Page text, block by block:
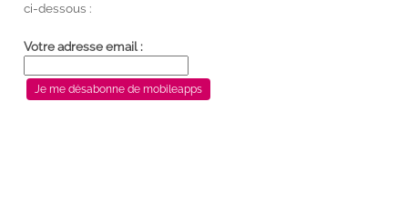
ci-dessous :
Votre adresse email :